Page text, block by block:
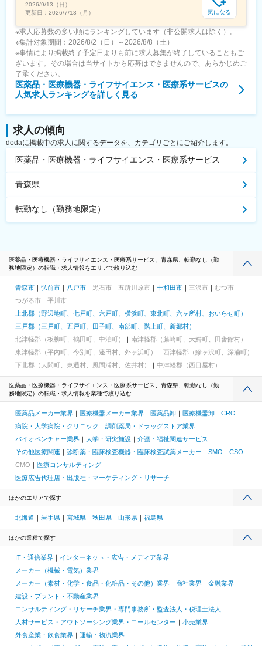
2026/9/13（日）
更新日： 2026/7/13（月） 気になる
※求人応募数の多い順にランキングしています（非公開求人は除く）。
※集計対象期間：2026/8/2（日）～2026/8/8（土）
※事情により掲載終了予定日よりも前に求人募集が終了していることもご
ざいます。その場合は当サイトから応募はできませんので、あらかじめご
了承ください。
医薬品・医療機器・ライフサイエンス・医療系サービスの
人気求人ランキングを詳しく見る
求人の傾向
dodaに掲載中の求人に関するデータを、カテゴリごとにご紹介します。
医薬品・医療機器・ライフサイエンス・医療系サービス
青森県
転勤なし（勤務地限定）
医薬品・医療機器・ライフサイエンス・医療系サービス、青森県、転勤なし（勤
務地限定）の転職・求人情報をエリアで絞り込む
青森市 弘前市 八戸市 黒石市 五所川原市 十和田市 三沢市
むつ市
つがる市
平川市
上北郡（野辺地町、七戸町、六戸町、横浜町、東北町、六ヶ所村、おいらせ町）
三戸郡（三戸町、五戸町、田子町、南部町、階上町、新郷村）
北津軽郡（板柳町、鶴田町、中泊町）
南津軽郡（藤崎町、大鰐町、田舎館村）
東津軽郡（平内町、今別町、蓬田村、外ヶ浜町）
西津軽郡（鰺ヶ沢町、深浦町）
下北郡（大間町、東通村、風間浦村、佐井村）
中津軽郡（西目屋村）
医薬品・医療機器・ライフサイエンス・医療系サービス、青森県、転勤なし（勤
務地限定）の転職・求人情報を業種で絞り込む
医薬品メーカー業界 医療機器メーカー業界 医薬品卸 医療機器卸
CRO
病院・大学病院・クリニック
調剤薬局・ドラッグストア業界
バイオベンチャー業界
大学・研究施設
介護・福祉関連サービス
その他医療関連
診断薬・臨床検査機器・臨床検査試薬メーカー SMO
CSO
CMO
医療コンサルティング
医療広告代理店・出版社・マーケティング・リサーチ
ほかのエリアで探す
北海道 岩手県 宮城県 秋田県 山形県 福島県
ほかの業種で探す
IT・通信業界
インターネット・広告・メディア業界
メーカー（機械・電気）業界
メーカー（素材・化学・食品・化粧品・その他）業界
商社業界
金融業界
建設・プラント・不動産業界
コンサルティング・リサーチ業界・専門事務所・監査法人・税理士法人
人材サービス・アウトソーシング業界・コールセンター
小売業界
外食産業・飲食業界
運輸・物流業界